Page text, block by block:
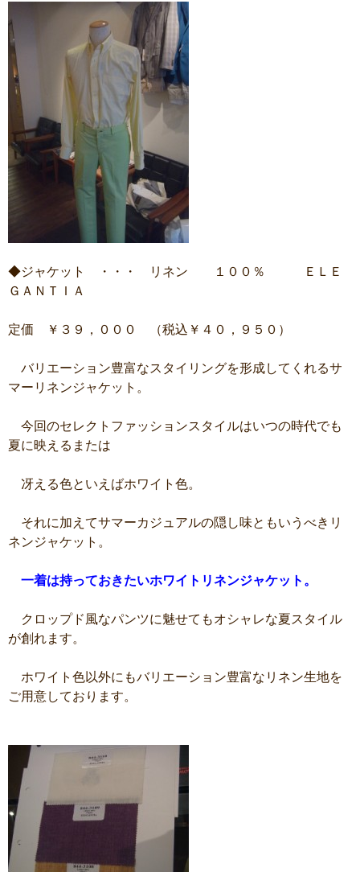
◆ジャケット ・・・ リネン １００％ ＥＬＥ
ＧＡＮＴＩＡ
定価 ￥３９，０００ （税込￥４０，９５０）
バリエーション豊富なスタイリングを形成してくれるサ
マーリネンジャケット。
今回のセレクトファッションスタイルはいつの時代でも
夏に映えるまたは
冴える色といえばホワイト色。
それに加えてサマーカジュアルの隠し味ともいうべきリ
ネンジャケット。
一着は持っておきたいホワイトリネンジャケット。
クロップド風なパンツに魅せてもオシャレな夏スタイル
が創れます。
ホワイト色以外にもバリエーション豊富なリネン生地を
ご用意しております。